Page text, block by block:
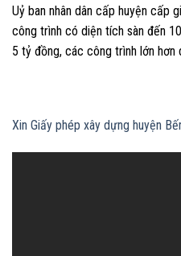
Uỷ ban nhân dân cấp huyện cấp
công trình có diện tích sàn đến
5 tỷ đồng, các công trình lớn
Xin Giấy phép xây dựng huyện